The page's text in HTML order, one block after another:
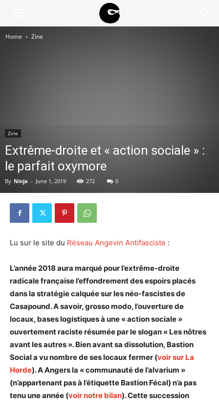
Home Zine
Zine
Extrême-droite et « action sociale » :
le parfait oxymore
By Ninja - June 1, 2019 272 0
Lu sur le site du Réseau Angevin Antifasciste :
L’année 2018 aura marqué pour l’extrême-droite
radicale française l’effondrement des espoirs placés
dans la stratégie calquée sur les néo-fascistes de
Casapound. A savoir, grosso modo, l’ouverture de
locaux, bases logistiques à une « action sociale »
ouvertement raciste résumée par le slogan « Les nôtres
avant les autres ». Bien avant sa dissolution, Bastion
Social a vu nombre de ses locaux fermer (voir sur La
Horde). A Angers la « communauté de l’alvarium »
(n’appartenant pas à l’étiquette Bastion Fécal) n’a pas
tenu une année (voir notre bilan). Cette succession